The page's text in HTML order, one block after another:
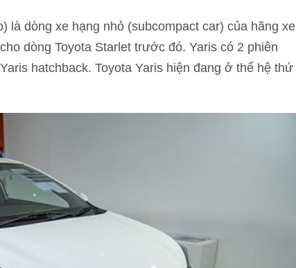
là dòng xe hạng nhỏ (subcompact car) của hãng xe
dòng Toyota Starlet trước đó. Yaris có 2 phiên
hatchback. Toyota Yaris hiện đang ở thế hệ thứ